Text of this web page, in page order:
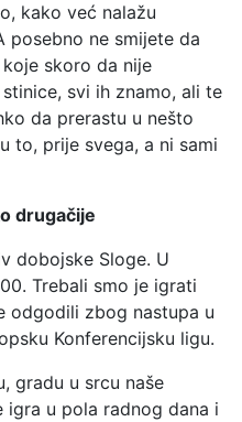
kako već nalažu
posebno ne smijete da
skoro da nije
svi ih znamo, ali te
da prerastu u nešto
to, prije svega, a ni sami
drugačije
dobojske Sloge. U
Trebali smo je igrati
odgodili zbog nastupa u
Konferencijsku ligu.
gradu u srcu naše
igra u pola radnog dana i